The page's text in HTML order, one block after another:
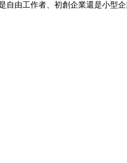
由工作者、初創企業還是小型